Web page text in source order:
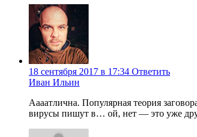
18 сентября 2017 в 17:34 Ответить
Иван Ильин
Аааатлична. Популярная теория
вирусы пишут в… ой, нет — это уже